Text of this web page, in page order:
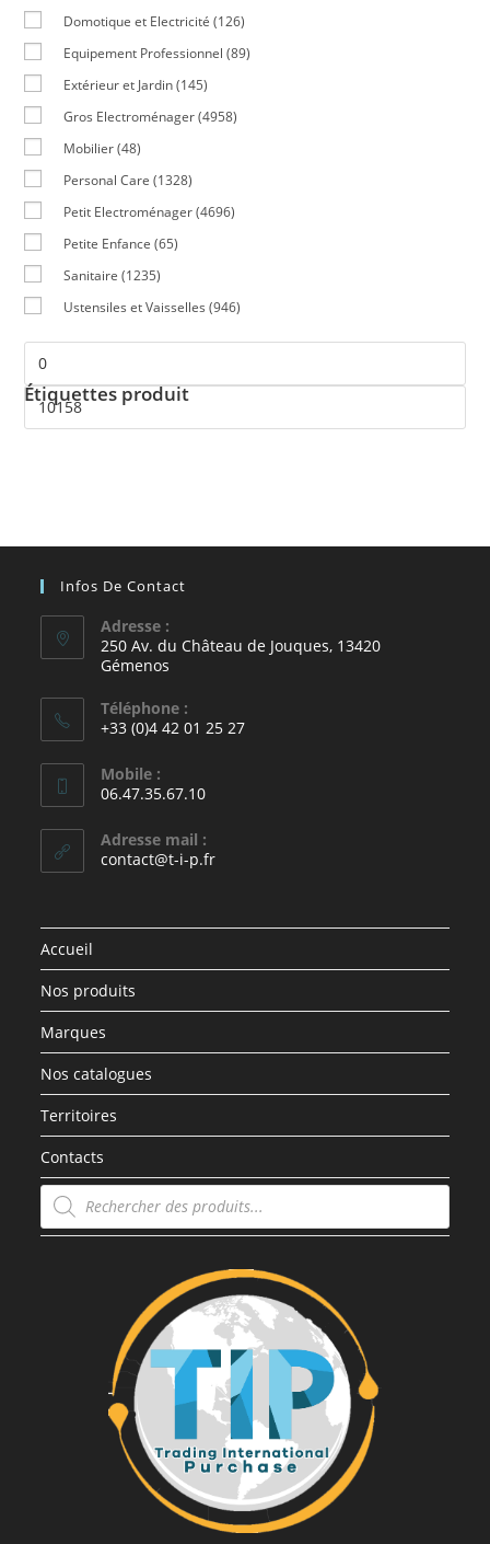
Domotique et Electricité (126)
Equipement Professionnel (89)
Extérieur et Jardin (145)
Gros Electroménager (4958)
Mobilier (48)
Personal Care (1328)
Petit Electroménager (4696)
Petite Enfance (65)
Sanitaire (1235)
Ustensiles et Vaisselles (946)
Étiquettes produit
Infos De Contact
Adresse :
250 Av. du Château de Jouques, 13420
Gémenos
Téléphone :
+33 (0)4 42 01 25 27
Mobile :
06.47.35.67.10
Adresse mail :
contact@t-i-p.fr
Accueil
Nos produits
Marques
Nos catalogues
Territoires
Contacts
Recherche
de
produits